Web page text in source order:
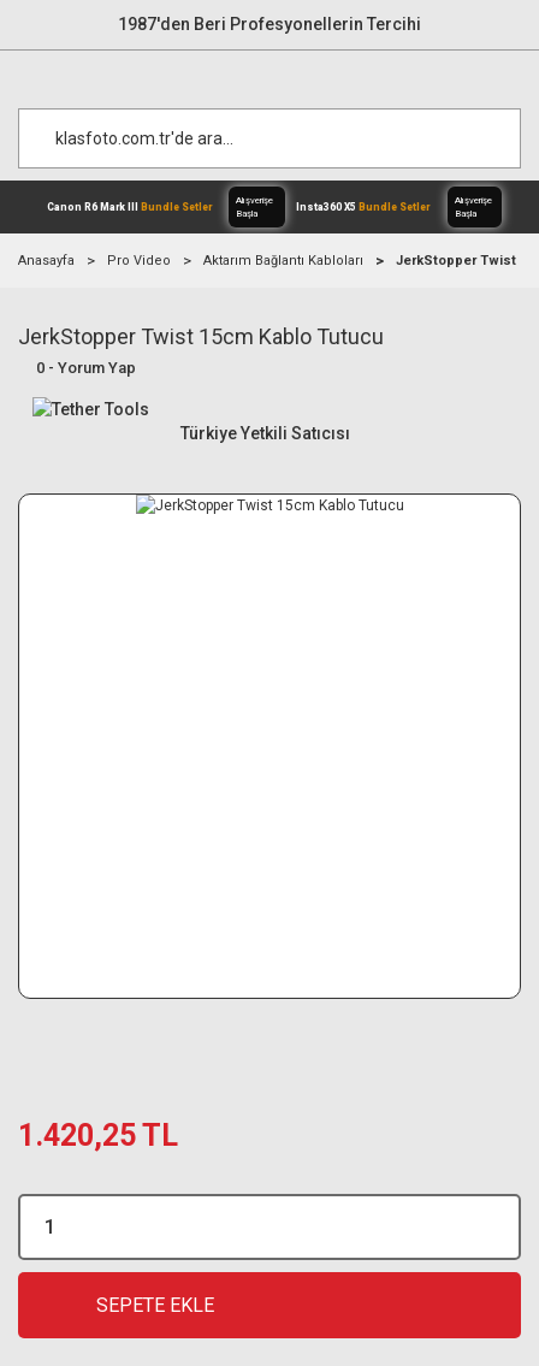
1987'den Beri Profesyonellerin Tercihi
Canon R6 Mark IIIBundle Setler
Anasayfa Pro Video Aktarım Bağlantı Kabloları JerkStopper Twist
JerkStopper Twist 15cm Kablo Tutucu
0 - Yorum Yap
Türkiye Yetkili Satıcısı
1.420,25 TL
SEPETE EKLE